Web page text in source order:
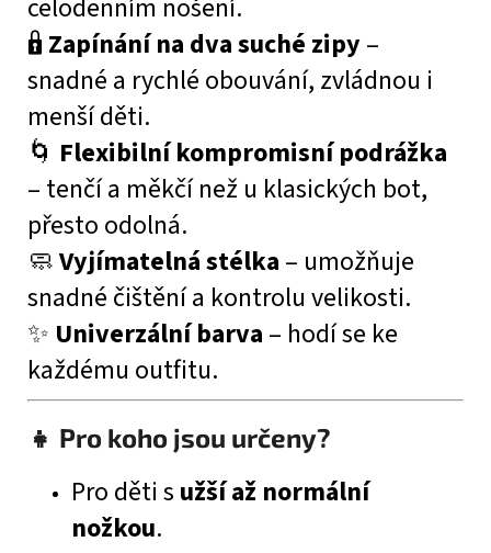
celodenním nošení.
🔒 Zapínání na dva suché zipy –
snadné a rychlé obouvání, zvládnou i
menší děti.
🌀 Flexibilní kompromisní podrážka
– tenčí a měkčí než u klasických bot,
přesto odolná.
🧼Vyjímatelná stélka – umožňuje
snadné čištění a kontrolu velikosti.
✨ Univerzální barva – hodí se ke
každému outfitu.
👧 Pro koho jsou určeny?
Pro děti s užší až normální
nožkou.